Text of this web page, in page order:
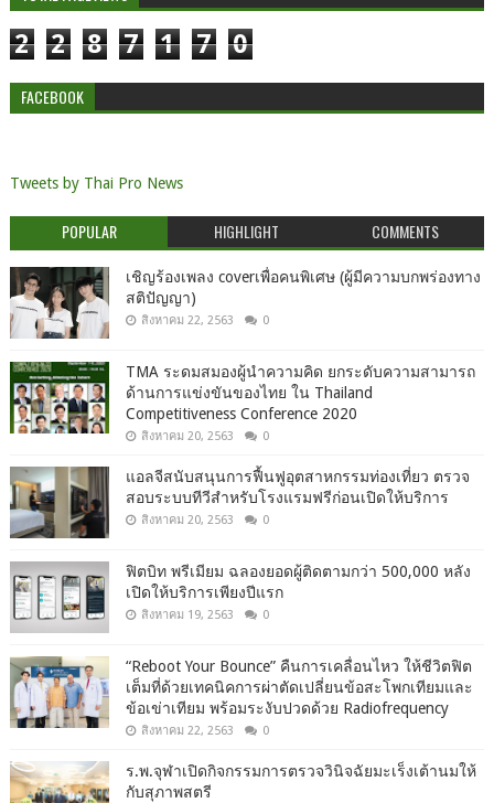
2 2 8 7 1 7 0
FACEBOOK
Tweets by Thai Pro News
POPULAR HIGHLIGHT COMMENTS
เชิญร้องเพลง coverเพื่อคนพิเศษ (ผู้มีความบกพร่องทาง
สติปัญญา)
สิงหาคม 22, 2563 0
TMA ระดมสมองผู้นำความคิด ยกระดับความสามารถ
ด้านการแข่งขันของไทย ใน Thailand
Competitiveness Conference 2020
สิงหาคม 20, 2563 0
แอลจีสนับสนุนการฟื้นฟูอุตสาหกรรมท่องเที่ยว ตรวจ
สอบระบบทีวีสำหรับโรงแรมฟรีก่อนเปิดให้บริการ
สิงหาคม 20, 2563 0
ฟิตบิท พรีเมียม ฉลองยอดผู้ติดตามกว่า 500,000 หลัง
เปิดให้บริการเพียงปีแรก
สิงหาคม 19, 2563 0
“Reboot Your Bounce” คืนการเคลื่อนไหว ให้ชีวิตฟิต
เต็มที่ด้วยเทคนิคการผ่าตัดเปลี่ยนข้อสะโพกเทียมและ
ข้อเข่าเทียม พร้อมระงับปวดด้วย Radiofrequency
สิงหาคม 22, 2563 0
ร.พ.จุฬาเปิดกิจกรรมการตรวจวินิจฉัยมะเร็งเต้านมให้
กับสุภาพสตรี